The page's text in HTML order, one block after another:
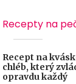
Recepty na
Recept na
chléb, který
opravdu každý